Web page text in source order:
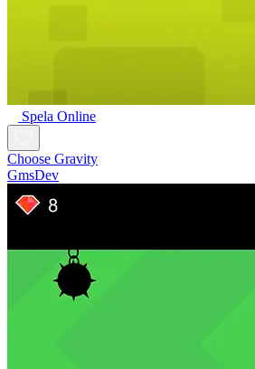
Spela Online
Choose Gravity
GmsDev